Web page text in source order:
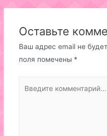
Оставьте
Ваш адрес email не
поля помечены *
комментарий...